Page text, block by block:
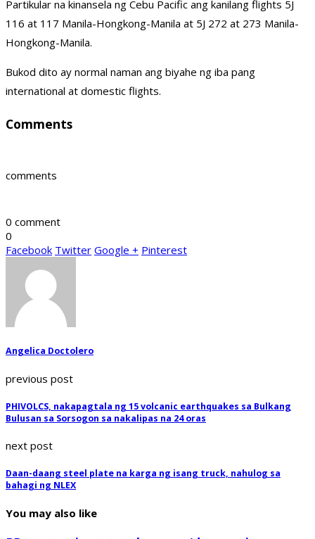
Partikular na kinansela ng Cebu Pacific ang kanilang flights 5J
116 at 117 Manila-Hongkong-Manila at 5J 272 at 273 Manila-
Hongkong-Manila.
Bukod dito ay normal naman ang biyahe ng iba pang
international at domestic flights.
Comments
comments
0 comment
0
Facebook Twitter Google + Pinterest
Angelica Doctolero
previous post
PHIVOLCS, nakapagtala ng 15 volcanic earthquakes sa Bulkang
Bulusan sa Sorsogon sa nakalipas na 24 oras
next post
Daan-daang steel plate na karga ng isang truck, nahulog sa
bahagi ng NLEX
You may also like